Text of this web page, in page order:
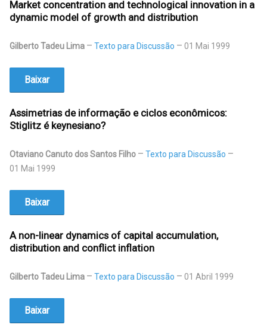
Market concentration and technological innovation in a
dynamic model of growth and distribution
Gilberto Tadeu Lima Texto para Discussão 01 Mai 1999
Baixar
Assimetrias de informação e ciclos econômicos:
Stiglitz é keynesiano?
Otaviano Canuto dos Santos Filho
Texto para Discussão
01 Mai 1999
Baixar
A non-linear dynamics of capital accumulation,
distribution and conflict inflation
Gilberto Tadeu Lima Texto para Discussão 01 Abril 1999
Baixar